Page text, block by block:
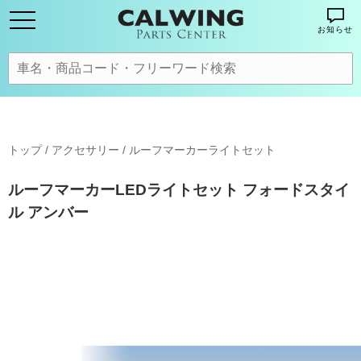
お知らせ
トップ/ アクセサリー / ルーフマーカーライトセット
ルーフマーカーLEDライトセット フォードスタイ
ル アンバー